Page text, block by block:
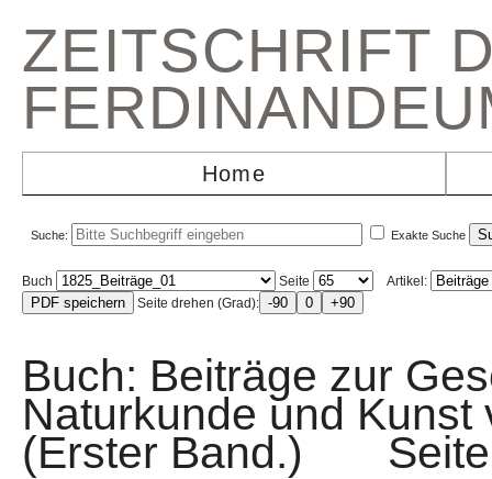
ZEITSCHRIFT
Home
Suche: Exakte Suche
Buch Seite
Artikel:
Seite drehen (Grad):
Buch: Beiträge zur
Naturkunde und Kunst
(Erster Band.)